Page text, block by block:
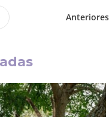
Anteriores